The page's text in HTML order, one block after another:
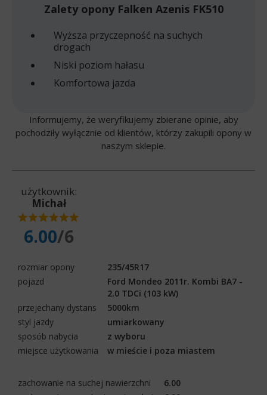
Zalety opony Falken Azenis FK510
Wyższa przyczepność na suchych
drogach
Niski poziom hałasu
Komfortowa jazda
Informujemy, że weryfikujemy zbierane opinie, aby
pochodziły wyłącznie od klientów, którzy zakupili opony w
naszym sklepie.
użytkownik:
Michał
6.00/6
rozmiar opony
235/45R17
pojazd
Ford Mondeo 2011r. Kombi BA7 -
2.0 TDCi (103 kW)
przejechany dystans
5000km
styl jazdy
umiarkowany
sposób nabycia
z wyboru
miejsce użytkowania
w mieście i poza miastem
zachowanie na suchej nawierzchni
6.00